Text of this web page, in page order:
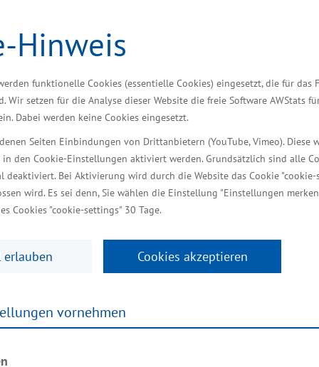
Hinweis
funktionelle Cookies (essentielle Cookies) eingesetzt, die für das
Wir setzen für die Analyse dieser Website die freie Software AWStats
Dabei werden keine Cookies eingesetzt.
Seiten Einbindungen von Drittanbietern (YouTube, Vimeo). Diese
in den Cookie-Einstellungen aktiviert werden. Grundsätzlich sind alle
Bei Aktivierung wird durch die Website das Cookie "cookie-
wird. Es sei denn, Sie wählen die Einstellung "Einstellungen
Cookies "cookie-settings" 30 Tage.
erlauben Cookies akzeptieren
vornehmen
große wirtschaftliche Bedeutung des
in einer wissenschaftlichen Studie zu lesen,
der Handwerkskammern in MV.
Bürokratiebelastung. Sie trifft die
mittlere bis starke Clusterung auf – das
sind die Ausbau- und Gesundheitsgewerbe
herum beispielsweise lässt auf
hohen Anteil an der
sowie tourismusnahe Cluster (Gebäudereiniger
identifiziert.
ist, dass die Inhaber/innen älter sind als im
Jahre, während es in Mecklenburg-Vorpommern